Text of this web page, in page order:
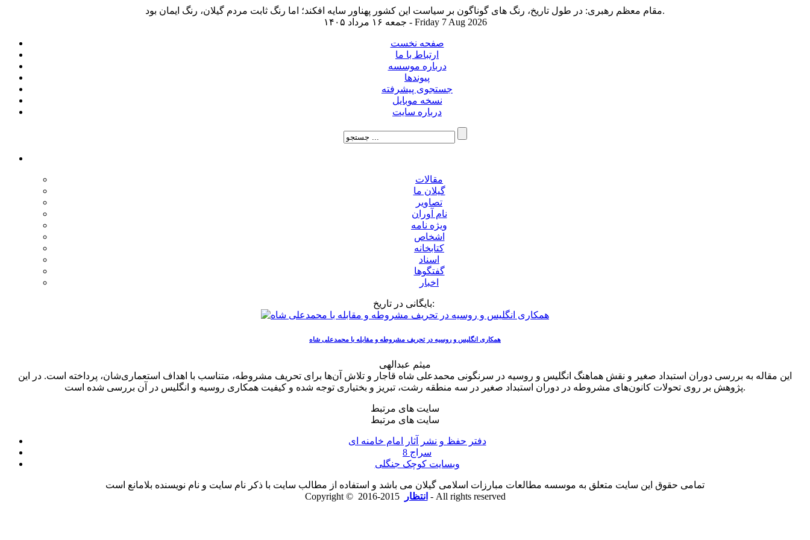
مقام معظم رهبری: در طول تاریخ، رنگ های گوناگون بر سیاست این کشور پهناور سایه افکند؛ اما رنگ ثابت مردم گیلان، رنگ ایمان بود.
جمعه ۱۶ مرداد ۱۴۰۵ - Friday 7 Aug 2026
صفحه نخست
ارتباط با ما
درباره موسسه
پیوندها
جستجوی پیشرفته
نسخه موبایل
درباره سایت
مقالات
گیلان ما
تصاویر
نام آوران
ویژه نامه
اشخاص
کتابخانه
اسناد
گفتگوها
اخبار
بایگانی در تاریخ:
همکاری انگلیس و روسیه در تحریف مشروطه و مقابله با محمدعلی شاه
میثم عبدالهی
این مقاله به بررسی دوران استبداد صغیر و نقش هماهنگ انگلیس و روسیه در سرنگونی محمدعلی شاه قاجار و تلاش آن‌ها برای تحریف مشروطه، متناسب با اهداف استعماری‌شان، پرداخته است. در این
پژوهش بر روی تحولات کانون‌های مشروطه در دوران استبداد صغیر در سه منطقه رشت، تبریز و بختیاری توجه شده و کیفیت همکاری روسیه و انگلیس در آن بررسی شده است.
سایت های مرتبط
سایت های مرتبط
دفتر حفظ و نشر آثار امام خامنه ای
سراج 8
وبسایت کوچک جنگلی
تمامی حقوق این سایت متعلق به موسسه مطالعات مبارزات اسلامی گیلان می باشد و استفاده از مطالب سایت با ذکر نام سایت و نام نویسنده بلامانع است
Copyright ©
انتظار 2015-2016 - All rights reserved